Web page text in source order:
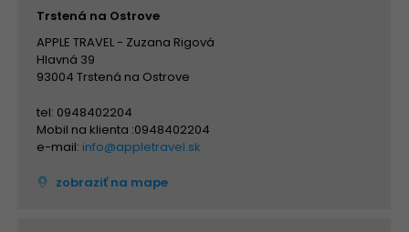
Trstená na Ostrove
APPLE TRAVEL - Zuzana Rigová
Hlavná 39
93004 Trstená na Ostrove
tel: 0948402204
Mobil na klienta :0948402204
e-mail: info@appletravel.sk
zobraziť na mape